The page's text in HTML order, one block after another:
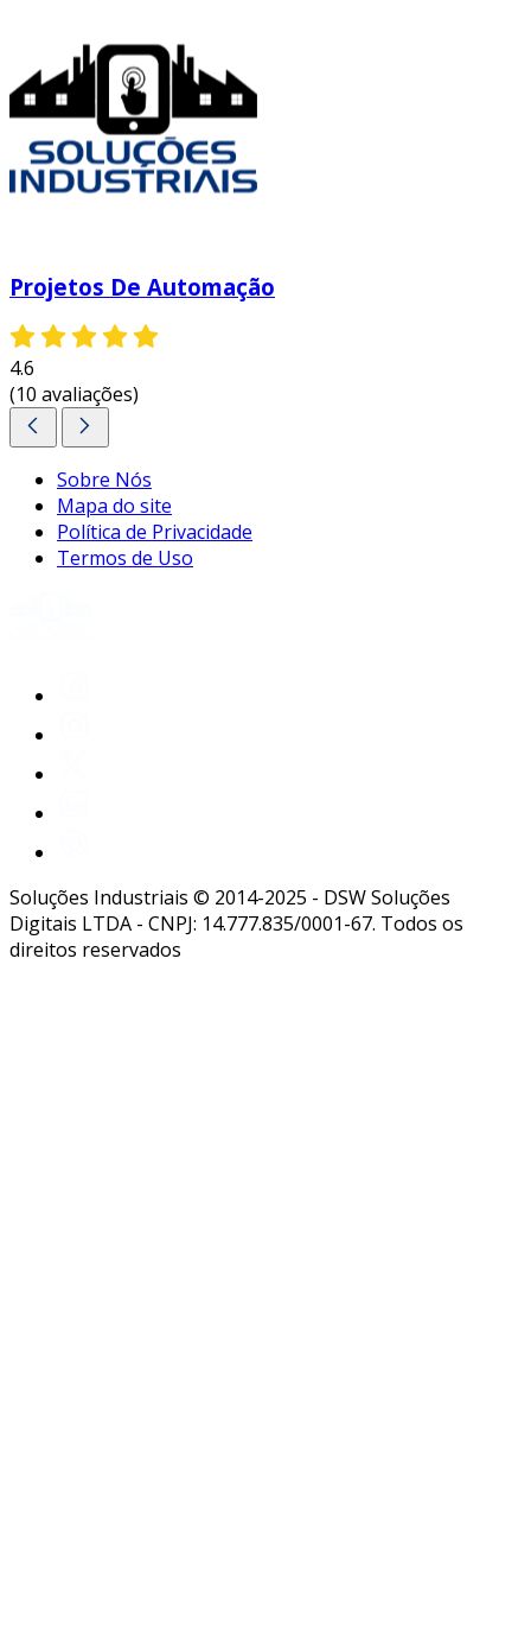
Projetos De Automação
4.6
(10 avaliações)
Sobre Nós
Mapa do site
Política de Privacidade
Termos de Uso
Soluções Industriais © 2014-2025 - DSW Soluções
Digitais LTDA - CNPJ: 14.777.835/0001-67. Todos os
direitos reservados